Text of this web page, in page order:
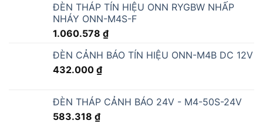
ĐÈN THÁP TÍN HIỆU ONN RYGBW NHẤP
NHÁY ONN-M4S-F
1.060.578 ₫
ĐÈN CẢNH BÁO TÍN HIỆU ONN-M4B DC 12V
432.000 ₫
ĐÈN THÁP CẢNH BÁO 24V - M4-50S-24V
583.318 ₫